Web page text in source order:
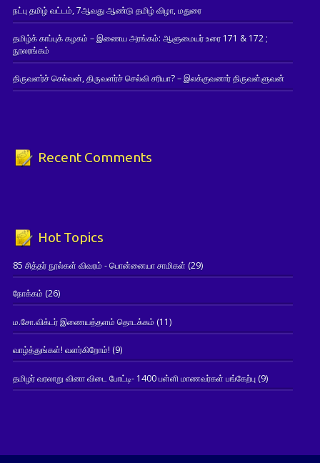
நட்பு தமிழ் வட்டம், 7ஆவது ஆண்டு தமிழ் விழா, மதுரை
தமிழ்க் காப்புக் கழகம் – இணைய அரங்கம்: ஆளுமையர் உரை 171 & 172 ;
நூலரங்கம்
திருவளர்ச் செல்வன், திருவளர்ச் செல்வி சரியா? – இலக்குவனார் திருவள்ளுவன்
Recent Comments
Hot Topics
85 சித்தர் நூல்கள் விவரம் - பொன்னையா சாமிகள் (29)
நோக்கம் (26)
ம.சோ.விக்டர் இணையத்தளம் தொடக்கம் (11)
வாழ்த்துங்கள்! வளர்கிறோம்! (9)
தமிழர் வரலாறு வினா விடை போட்டி- 1400 பள்ளி மாணவர்கள் பங்கேற்பு(9)